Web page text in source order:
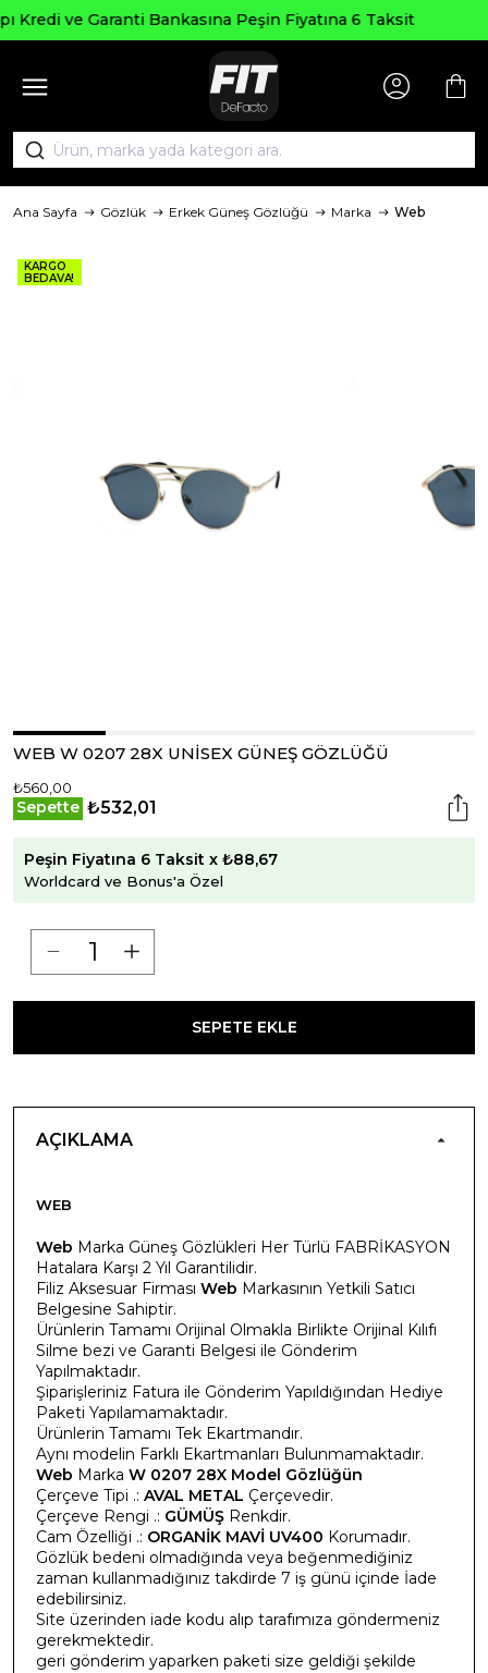
Fiyatına 6 Taksit
Ana Sayfa Gözlük Erkek Güneş Gözlüğü Marka Web
KARGO
BEDAVA!
WEB W 0207 28X UNİSEX GÜNEŞ GÖZLÜĞÜ
₺560,00
Sepette ₺532,01
Peşin Fiyatına 6 Taksit x ₺88,67
Worldcard ve Bonus'a Özel
SEPETE EKLE
AÇIKLAMA
WEB
Web Marka Güneş Gözlükleri Her Türlü FABRİKASYON
Hatalara Karşı 2 Yıl Garantilidir.
Filiz Aksesuar Firması Web Markasının Yetkili Satıcı
Belgesine Sahiptir.
Ürünlerin Tamamı Orijinal Olmakla Birlikte Orijinal Kılıfı
Silme bezi ve Garanti Belgesi ile Gönderim
Yapılmaktadır.
Şiparişleriniz Fatura ile Gönderim Yapıldığından Hediye
Paketi Yapılamamaktadır.
Ürünlerin Tamamı Tek Ekartmandır.
Aynı modelin Farklı Ekartmanları Bulunmamaktadır.
Web Marka W 0207 28X Model Gözlüğün
Çerçeve Tipi .: AVAL METAL Çerçevedir.
Çerçeve Rengi .: GÜMÜŞ Renkdir.
Cam Özelliği .: ORGANİK MAVİ UV400 Korumadır.
Gözlük bedeni olmadığında veya beğenmediğiniz
zaman kullanmadığınız takdirde 7 iş günü içinde İade
edebilirsiniz.
Site üzerinden iade kodu alıp tarafımıza göndermeniz
gerekmektedir.
geri gönderim yaparken paketi size geldiği şekilde